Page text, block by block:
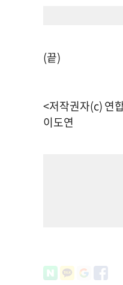
(끝)
<저작권자(c) 연
이도연